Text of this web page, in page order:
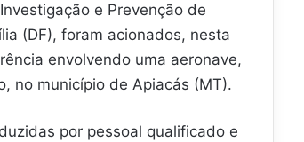
e Prevenção de
(DF), foram acionados, nesta
envolvendo uma aeronave,
no município de Apiacás (MT).
por pessoal qualificado e